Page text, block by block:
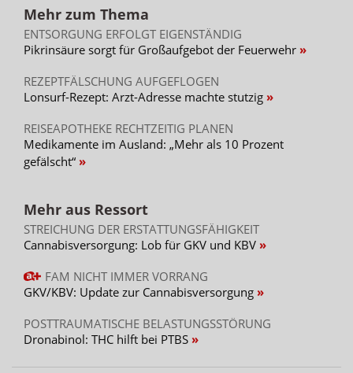
„Die Vor-Ort-Betrachtung ist so wichtig, damit man nicht
mit einem pauschalen Raster arbeitet, sondern die
konkrete Situation bewertet“, so Rausch. Und er warnt:
„Selbst direkt umliegende Wohnbebauungen wirken für
die Täter nicht abschreckend.“
Einbruchmeldeanlage
Apotheken, die die Anforderungen baulich nur schwer
erfüllen können, rät er: „Sicherungsmaßnahmen sollten
immer als Gesamtsystem gedacht werden. Mechanische
verzögern, dass im nächsten Schritt elektronische
Sicherungen Interventionsmaßnahmen einleiten
können.“ Wenn der bauliche Schutz begrenzt sei, werde
die Einbruchmeldeanlage umso wichtiger. „Je nach
Situation kann auch die Reduzierung des gelagerten
Warenwerts oder die Anschaffung eines zugelassenen
„In Einzelfällen kann zudem ein externes Lager eine
Sicherungslage sauber geklärt ist.“ Alternativ könne es
Mehr zum Thema
ENTSORGUNG ERFOLGT EIGENSTÄNDIG
Pikrinsäure sorgt für Großaufgebot der Feuerwehr
REZEPTFÄLSCHUNG AUFGEFLOGEN
Lonsurf-Rezept: Arzt-Adresse machte stutzig
REISEAPOTHEKE RECHTZEITIG PLANEN
Medikamente im Ausland: „Mehr als 10 Prozent
gefälscht“
Mehr aus Ressort
STREICHUNG DER ERSTATTUNGSFÄHIGKEIT
Cannabisversorgung: Lob für GKV und KBV
FAM NICHT IMMER VORRANG
GKV/KBV: Update zur Cannabisversorgung
POSTTRAUMATISCHE BELASTUNGSSTÖRUNG
Dronabinol: THC hilft bei PTBS